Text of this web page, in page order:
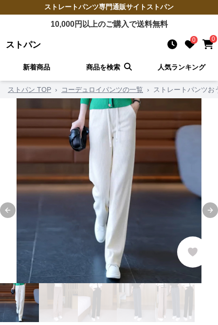
ストレートパンツ専門通販サイト ストパン
10,000円以上のご購入で送料無料
ストパン 0 0
新着商品 商品を検索 人気ランキング
ストパン TOP › コーデュロイパンツの一覧 › ストレートパンツお
Previous slide